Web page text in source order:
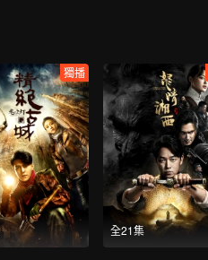
獨播
全21集